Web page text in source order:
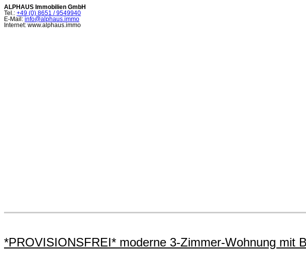
ALPHAUS Immobilien GmbH
Tel.: +49 (0) 8651 / 9549940
E-Mail: info@alphaus.immo
Internet: www.alphaus.immo
*PROVISIONSFREI* moderne 3-Zimmer-Wohnung mit